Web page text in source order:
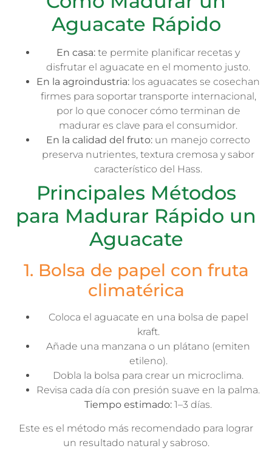
Aguacate Rápido
En casa: te permite planificar recetas y
disfrutar el aguacate en el momento justo.
En la agroindustria: los aguacates se cosechan
firmes para soportar transporte internacional,
por lo que conocer cómo terminan de
madurar es clave para el consumidor.
En la calidad del fruto: un manejo correcto
preserva nutrientes, textura cremosa y sabor
característico del Hass.
Principales Métodos
para Madurar Rápido un
Aguacate
1. Bolsa de papel con fruta
climatérica
Coloca el aguacate en una bolsa de papel
kraft.
Añade una manzana o un plátano (emiten
etileno).
Dobla la bolsa para crear un microclima.
Revisa cada día con presión suave en la palma.
Tiempo estimado: 1–3 días.
Este es el método más recomendado para lograr
un resultado natural y sabroso.